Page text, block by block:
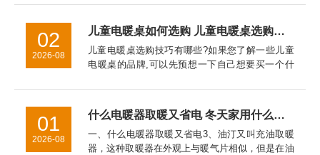
面温度通常控制在60℃以下，儿童房使用更安全。
油汀电暖器因热惯性大...
儿童电暖桌如何选购 儿童电暖桌选购技巧【详细介绍】
儿童电暖桌选购技巧有哪些?如果您了解一些儿童
电暖桌的品牌,可以先预想一下自己想要买一个什
选技巧的介绍，希望对于家长挑选儿童电暖桌是有
帮助的。
02
2026-08
什么电暖器取暖又省电 冬天家用什么取暖器好
一、什么电暖器取暖又省电3、油汀又叫充油取暖
器，这种取暖器在外观上与暖气片相似，但是在油
01
2026-08